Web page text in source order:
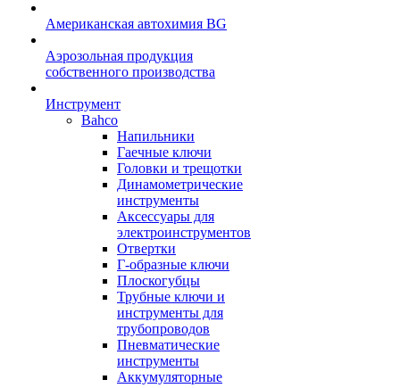
Американская автохимия BG
Аэрозольная продукция
собственного производства
Инструмент
Bahco
Напильники
Гаечные ключи
Головки и трещотки
Динамометрические
инструменты
Аксессуары для
электроинструментов
Отвертки
Г-образные ключи
Плоскогубцы
Трубные ключи и
инструменты для
трубопроводов
Пневматические
инструменты
Аккумуляторные